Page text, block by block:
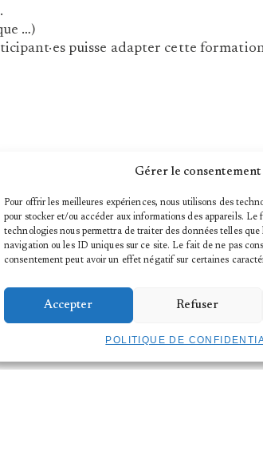
Gérer le consentement
Pour offrir les meilleures expériences, nous utilisons des
pour stocker et/ou accéder aux informations des appareils. Le
technologies nous permettra de traiter des données telles que
navigation ou les ID uniques sur ce site. Le fait de ne pas
consentement peut avoir un effet négatif sur certaines
Accepter Refuser
POLITIQUE DE
…)
puisse adapter cette